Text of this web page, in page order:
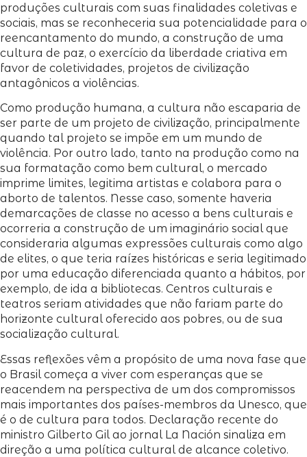
produções culturais com suas finalidades coletivas e
sociais, mas se reconheceria sua potencialidade para o
reencantamento do mundo, a construção de uma
cultura de paz, o exercício da liberdade criativa em
favor de coletividades, projetos de civilização
antagônicos a violências.
Como produção humana, a cultura não escaparia de
ser parte de um projeto de civilização, principalmente
quando tal projeto se impõe em um mundo de
violência. Por outro lado, tanto na produção como na
sua formatação como bem cultural, o mercado
imprime limites, legitima artistas e colabora para o
aborto de talentos. Nesse caso, somente haveria
demarcações de classe no acesso a bens culturais e
ocorreria a construção de um imaginário social que
consideraria algumas expressões culturais como algo
de elites, o que teria raízes históricas e seria legitimado
por uma educação diferenciada quanto a hábitos, por
exemplo, de ida a bibliotecas. Centros culturais e
teatros seriam atividades que não fariam parte do
horizonte cultural oferecido aos pobres, ou de sua
socialização cultural.
Essas reflexões vêm a propósito de uma nova fase que
o Brasil começa a viver com esperanças que se
reacendem na perspectiva de um dos compromissos
mais importantes dos países-membros da Unesco, que
é o de cultura para todos. Declaração recente do
ministro Gilberto Gil ao jornal La Nación sinaliza em
direção a uma política cultural de alcance coletivo.